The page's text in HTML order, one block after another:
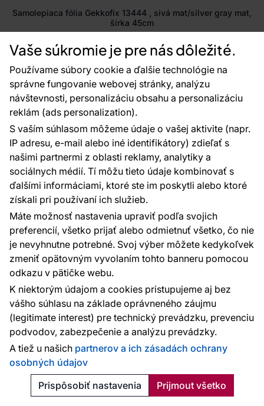
Vaše súkromie je pre nás dôležité.
Používame súbory cookie a ďalšie technológie na
správne fungovanie webovej stránky, analýzu
návštevnosti, personalizáciu obsahu a personalizáciu
reklám (ads personalization).
S vaším súhlasom môžeme údaje o vašej aktivite (napr.
IP adresu, e-mail alebo iné identifikátory) zdieľať s
našimi partnermi z oblasti reklamy, analytiky a
sociálnych médií. Tí môžu tieto údaje kombinovať s
ďalšími informáciami, ktoré ste im poskytli alebo ktoré
získali pri používaní ich služieb.
Máte možnosť nastavenia upraviť podľa svojich
preferencií, všetko prijať alebo odmietnuť všetko, čo nie
je nevyhnutne potrebné. Svoj výber môžete kedykoľvek
zmeniť opätovným vyvolaním tohto banneru pomocou
odkazu v pätičke webu.
K niektorým údajom a cookies pristupujeme aj bez
vášho súhlasu na základe oprávneného záujmu
(legitimate interest) pre technický prevádzku, prevenciu
podvodov, zabezpečenie a analýzu prevádzky.
A tiež u našich partnerov a ich zásadách ochrany
osobných údajov
Prispôsobiť nastavenia
Prijmout všetko
Samolepiaca fólia Gekkofix 13444 , sivá mat/silver gray mat,
šírka 45cm
Skladom
2.08 € 2.71 €
Pridať do košíka
Akcia -31%
Samolepiaca fólia / samolepiaca tapeta Kvety Gekkofix 10237,
šírka 45cm
Skladom
Pridať do košíka